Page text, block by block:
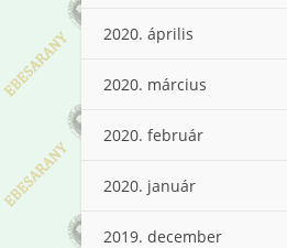
2020. április
2020. március
2020. február
2020. január
2019. december